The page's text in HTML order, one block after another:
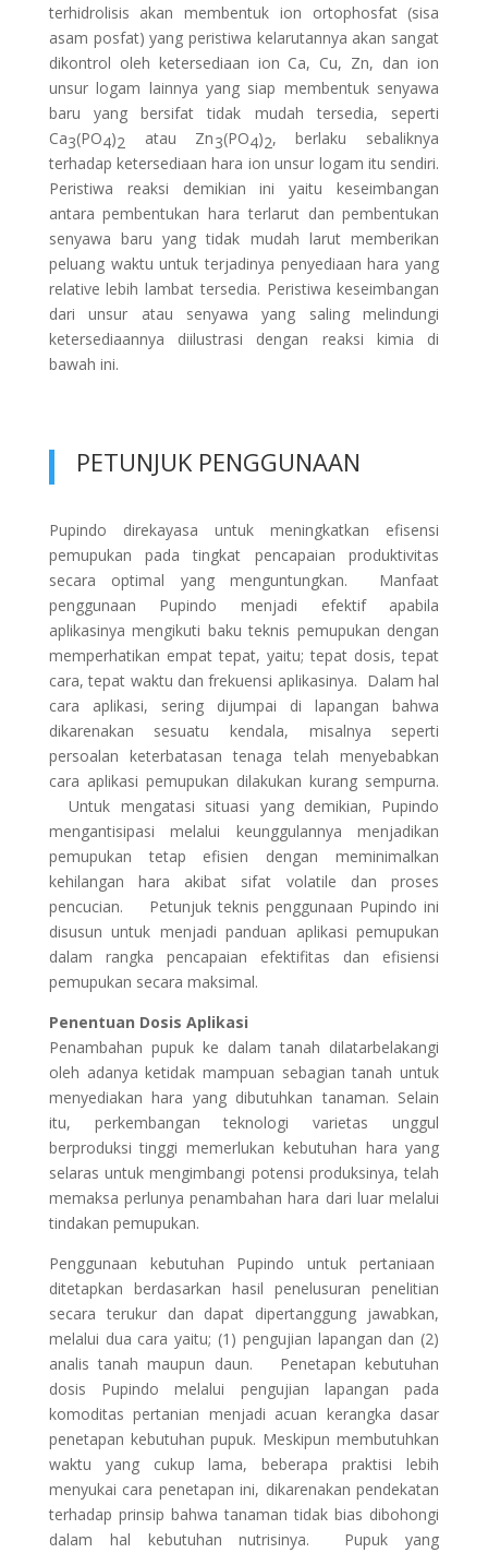
terhidrolisis akan membentuk ion ortophosfat (sisa
asam posfat) yang peristiwa kelarutannya akan sangat
dikontrol oleh ketersediaan ion Ca, Cu, Zn, dan ion
unsur logam lainnya yang siap membentuk senyawa
baru yang bersifat tidak mudah tersedia, seperti
Ca3(PO4)2 atau Zn3(PO4)2, berlaku sebaliknya
terhadap ketersediaan hara ion unsur logam itu sendiri.
Peristiwa reaksi demikian ini yaitu keseimbangan
antara pembentukan hara terlarut dan pembentukan
senyawa baru yang tidak mudah larut memberikan
peluang waktu untuk terjadinya penyediaan hara yang
relative lebih lambat tersedia. Peristiwa keseimbangan
dari unsur atau senyawa yang saling melindungi
ketersediaannya diilustrasi dengan reaksi kimia di
bawah ini.
PETUNJUK PENGGUNAAN
Pupindo direkayasa untuk meningkatkan efisensi
pemupukan pada tingkat pencapaian produktivitas
secara optimal yang menguntungkan. Manfaat
penggunaan Pupindo menjadi efektif apabila
aplikasinya mengikuti baku teknis pemupukan dengan
memperhatikan empat tepat, yaitu; tepat dosis, tepat
cara, tepat waktu dan frekuensi aplikasinya. Dalam hal
cara aplikasi, sering dijumpai di lapangan bahwa
dikarenakan sesuatu kendala, misalnya seperti
persoalan keterbatasan tenaga telah menyebabkan
cara aplikasi pemupukan dilakukan kurang sempurna.
Untuk mengatasi situasi yang demikian, Pupindo
mengantisipasi melalui keunggulannya menjadikan
pemupukan tetap efisien dengan meminimalkan
kehilangan hara akibat sifat volatile dan proses
pencucian. Petunjuk teknis penggunaan Pupindo ini
disusun untuk menjadi panduan aplikasi pemupukan
dalam rangka pencapaian efektifitas dan efisiensi
pemupukan secara maksimal.
Penentuan Dosis Aplikasi
Penambahan pupuk ke dalam tanah dilatarbelakangi
oleh adanya ketidak mampuan sebagian tanah untuk
menyediakan hara yang dibutuhkan tanaman. Selain
itu, perkembangan teknologi varietas unggul
berproduksi tinggi memerlukan kebutuhan hara yang
selaras untuk mengimbangi potensi produksinya, telah
memaksa perlunya penambahan hara dari luar melalui
tindakan pemupukan.
Penggunaan kebutuhan Pupindo untuk pertaniaan
ditetapkan berdasarkan hasil penelusuran penelitian
secara terukur dan dapat dipertanggung jawabkan,
melalui dua cara yaitu; (1) pengujian lapangan dan (2)
analis tanah maupun daun. Penetapan kebutuhan
dosis Pupindo melalui pengujian lapangan pada
komoditas pertanian menjadi acuan kerangka dasar
penetapan kebutuhan pupuk. Meskipun membutuhkan
waktu yang cukup lama, beberapa praktisi lebih
menyukai cara penetapan ini, dikarenakan pendekatan
terhadap prinsip bahwa tanaman tidak bias dibohongi
dalam hal kebutuhan nutrisinya. Pupuk yang